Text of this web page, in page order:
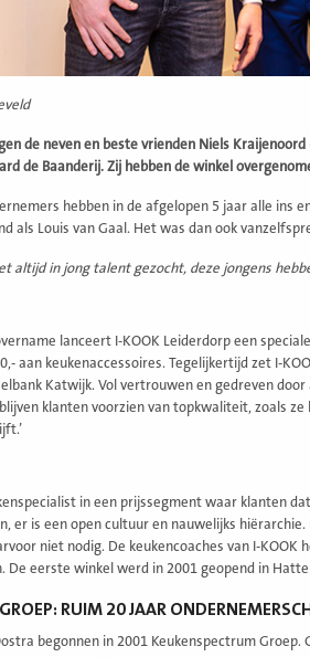
de neven en beste vrienden Niels
de Baanderij. Zij hebben de winkel
hebben in de afgelopen 5 jaar alle ins
als Louis van Gaal. Het was dan ook
altijd in jong talent gezocht, deze jongens
lanceert I-KOOK Leiderdorp een
aan keukenaccessoires. Tegelijkertijd zet I-
Katwijk. Vol vertrouwen en gedreven
klanten voorzien van topkwaliteit, zoals
in een prijssegment waar klanten
er is een open cultuur en nauwelijks
niet nodig. De keukencoaches van I-
De eerste winkel werd in 2001 geopend in
RUIM 20 JAAR
begonnen in 2001 Keukenspectrum